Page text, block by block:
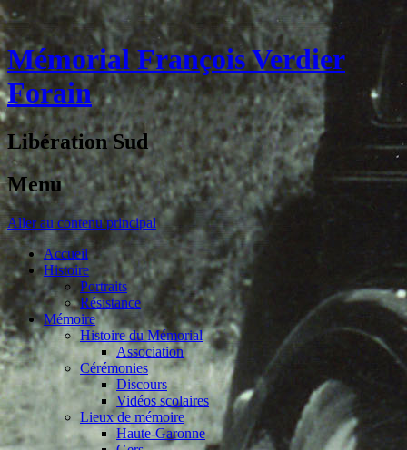
Mémorial François Verdier
Forain
Libération Sud
Menu
Aller au contenu principal
Accueil
Histoire
Portraits
Résistance
Mémoire
Histoire du Mémorial
Association
Cérémonies
Discours
Vidéos scolaires
Lieux de mémoire
Haute-Garonne